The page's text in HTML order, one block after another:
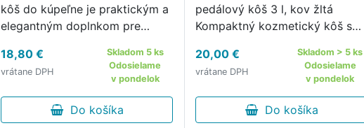
kôš do kúpeľne je praktickým a
elegantným doplnkom pre
18,80 €
vrátane DPH
Skladom 5 ks
Odosielame
v pondelok
Do košíka
pedálový kôš 3 l, kov žltá
Kompaktný kozmetický kôš s
farebným povrchom
Kozmetický pedálový kôš KELA
Monaco 3 lv kovovo žltej farbe
je praktickým …
20,00 €
vrátane DPH
Skladom > 5 ks
Odosielame
v pondelok
Do košíka